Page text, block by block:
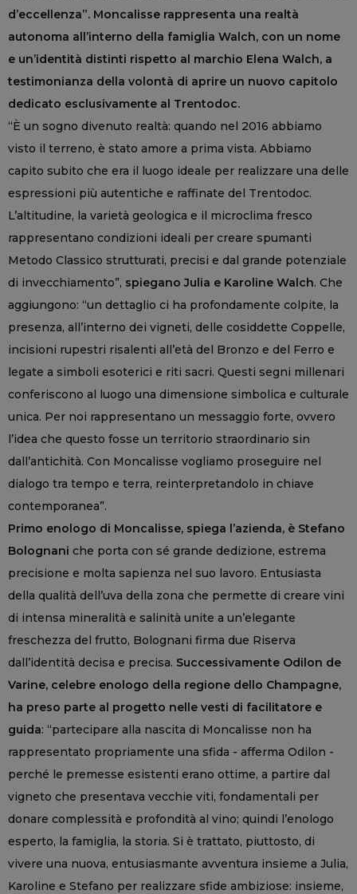
d’eccellenza”. Moncalisse rappresenta una realtà
autonoma all’interno della famiglia Walch, con un nome
e un’identità distinti rispetto al marchio Elena Walch, a
testimonianza della volontà di aprire un nuovo capitolo
dedicato esclusivamente al Trentodoc.
“È un sogno divenuto realtà: quando nel 2016 abbiamo
visto il terreno, è stato amore a prima vista. Abbiamo
capito subito che era il luogo ideale per realizzare una delle
espressioni più autentiche e raffinate del Trentodoc.
L’altitudine, la varietà geologica e il microclima fresco
rappresentano condizioni ideali per creare spumanti
Metodo Classico strutturati, precisi e dal grande potenziale
di invecchiamento”, spiegano Julia e Karoline Walch. Che
aggiungono: “un dettaglio ci ha profondamente colpite, la
presenza, all’interno dei vigneti, delle cosiddette Coppelle,
incisioni rupestri risalenti all’età del Bronzo e del Ferro e
legate a simboli esoterici e riti sacri. Questi segni millenari
conferiscono al luogo una dimensione simbolica e culturale
unica. Per noi rappresentano un messaggio forte, ovvero
l’idea che questo fosse un territorio straordinario sin
dall’antichità. Con Moncalisse vogliamo proseguire nel
dialogo tra tempo e terra, reinterpretandolo in chiave
contemporanea”.
Primo enologo di Moncalisse, spiega l’azienda, è Stefano
Bolognani che porta con sé grande dedizione, estrema
precisione e molta sapienza nel suo lavoro. Entusiasta
della qualità dell’uva della zona che permette di creare vini
di intensa mineralità e salinità unite a un’elegante
freschezza del frutto, Bolognani firma due Riserva
dall’identità decisa e precisa. Successivamente Odilon de
Varine, celebre enologo della regione dello Champagne,
ha preso parte al progetto nelle vesti di facilitatore e
guida: “partecipare alla nascita di Moncalisse non ha
rappresentato propriamente una sfida - afferma Odilon -
perché le premesse esistenti erano ottime, a partire dal
vigneto che presentava vecchie viti, fondamentali per
donare complessità e profondità al vino; quindi l’enologo
esperto, la famiglia, la storia. Si è trattato, piuttosto, di
vivere una nuova, entusiasmante avventura insieme a Julia,
Karoline e Stefano per realizzare sfide ambiziose: insieme,